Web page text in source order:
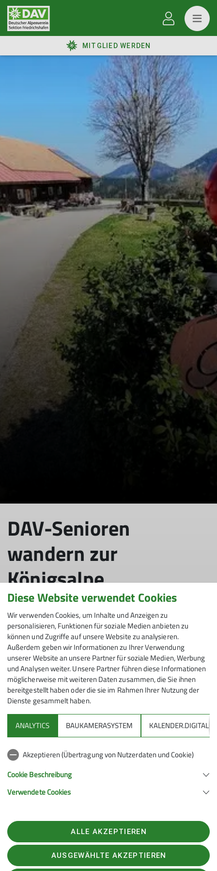
MITGLIED WERDEN
DAV-Senioren
wandern zur
Königsalpe
26.10.2023
Senioren
Die Seniorengruppe des Alpenvereins Friedrichshafen
plant amDienstag, 31. Oktober, eine Rundwanderung
zurKönigsalpe im Westallgäu.
Start der Tour ist am Parkplatz der Sport- und
Festhalle in Stiefenhofen. Von dort geht es hinunter
Pferrenberg führt die Wanderung weiter zur
Königsalpe, die aber Ruhetag hat.
Parkplatz in Stiefenhofen. Der Aufstieg beträgt 350
Meter, die Gehzeit etwa vier Stunden. Eine Einkehr ist
nicht vorgesehen.
Abfahrt mit PKW ist um 8 Uhr vom Parkplatz bei der
Diese Website verwendet Cookies
Wir verwenden Cookies, um Inhalte und Anzeigen zu
personalisieren, Funktionen für soziale Medien anbieten zu
können und Zugriffe auf unsere Website zu analysieren.
Außerdem geben wir Informationen zu Ihrer Verwendung
unserer Website an unsere Partner für soziale Medien, Werbung
und Analysen weiter. Unsere Partner führen diese Informationen
möglicherweise mit weiteren Daten zusammen, die Sie ihnen
bereitgestellt haben oder die sie im Rahmen Ihrer Nutzung der
Dienste gesammelt haben.
ANALYTICS BAUKAMERASYSTEM KALENDER.DIGITAL
Akzeptieren (Übertragung von Nutzerdaten und Cookie)
Cookie Beschreibung
Verwendete Cookies
ALLE AKZEPTIEREN
AUSGEWÄHLTE AKZEPTIEREN